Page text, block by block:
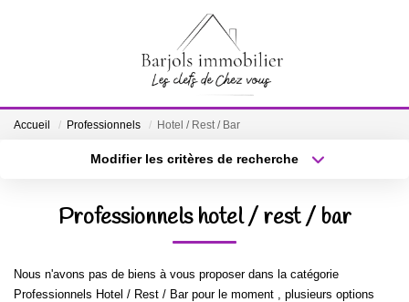
ACCUEIL
BIENS VENDUS
Accueil Professionnels Hotel / Rest / Bar
Modifier les critères de recherche
Plus de critères Créer une alerte
Professionnels hotel / rest / bar
Nous n'avons pas de biens à vous proposer dans la catégorie
Professionnels Hotel / Rest / Bar pour le moment , plusieurs options